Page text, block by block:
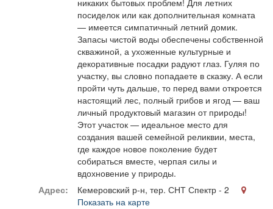
никаких бытовых проблем! Для летних
посиделок или как дополнительная комната
— имеется симпатичный летний домик.
Запасы чистой воды обеспечены собственной
скважиной, а ухоженные культурные и
декоративные посадки радуют глаз. Гуляя по
участку, вы словно попадаете в сказку. А если
пройти чуть дальше, то перед вами откроется
настоящий лес, полный грибов и ягод — ваш
личный продуктовый магазин от природы!
Этот участок — идеальное место для
создания вашей семейной реликвии, места,
где каждое новое поколение будет
собираться вместе, черпая силы и
вдохновение у природы.
Адрес:
Кемеровский р-н, тер. СНТ Спектр - 2
Показать на карте